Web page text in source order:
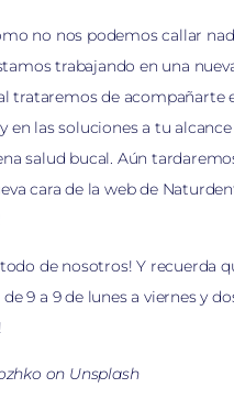
no nos podemos callar
trabajando en una
trataremos de acompañarte
en las soluciones a tu alcance
salud bucal. Aún
cara de la web de
todo de nosotros! Y recuerda
9 a 9 de lunes a viernes y
on Unsplash